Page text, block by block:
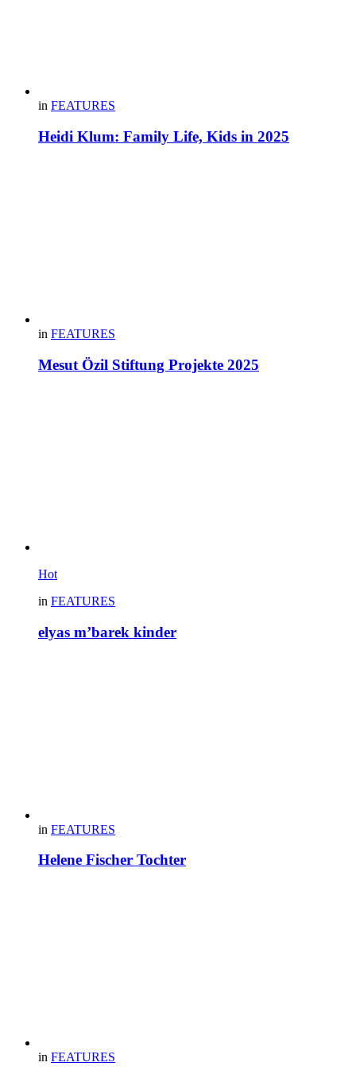
in FEATURES
Heidi Klum: Family Life, Kids in 2025
in FEATURES
Mesut Özil Stiftung Projekte 2025
Hot
in FEATURES
elyas m’barek kinder
in FEATURES
Helene Fischer Tochter
in FEATURES